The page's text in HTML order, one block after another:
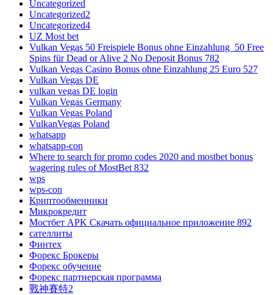
Uncategorized
Uncategorized2
Uncategorized4
UZ Most bet
Vulkan Vegas 50 Freispiele Bonus ohne Einzahlung ️ 50 Free
Spins für Dead or Alive 2 No Deposit Bonus 782
Vulkan Vegas Casino Bonus ohne Einzahlung 25 Euro 527
Vulkan Vegas DE
vulkan vegas DE login
Vulkan Vegas Germany
Vulkan Vegas Poland
VulkanVegas Poland
whatsapp
whatsapp-con
Where to search for promo codes 2020 and mostbet bonus
wagering rules of MostBet 832
wps
wps-con
Криптообменники
Микрокредит
Мостбет APK Скачать официальное приложение 892
сателлиты
Финтех
Форекс Брокеры
Форекс обучение
Форекс партнерская программа
戰神賽特2